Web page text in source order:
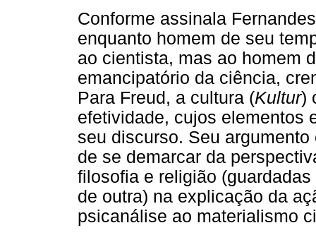
Conforme assinala
enquanto homem de seu
ao cientista, mas ao homem
emancipatório da ciência,
Para Freud, a cultura (Kultur)
efetividade, cujos elementos
seu discurso. Seu
de se demarcar da
filosofia e religião
de outra) na explicação da
psicanálise ao materialismo